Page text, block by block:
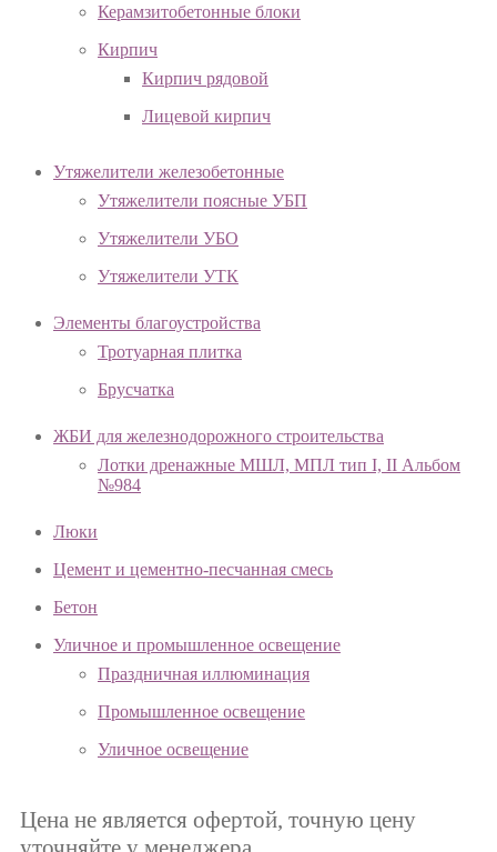
Керамзитобетонные блоки
Кирпич
Кирпич рядовой
Лицевой кирпич
Утяжелители железобетонные
Утяжелители поясные УБП
Утяжелители УБО
Утяжелители УТК
Элементы благоустройства
Тротуарная плитка
Брусчатка
ЖБИ для железнодорожного строительства
Лотки дренажные МШЛ, МПЛ тип I, II Альбом
№984
Люки
Цемент и цементно-песчанная смесь
Бетон
Уличное и промышленное освещение
Праздничная иллюминация
Промышленное освещение
Уличное освещение
Цена не является офертой, точную цену